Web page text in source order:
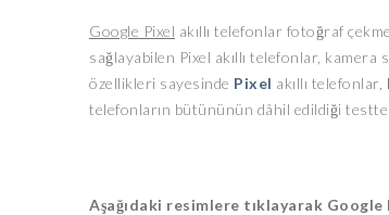
Google Pixel akıllı telefonlar fotoğraf
sağlayabilen Pixel akıllı telefonlar,
özellikleri sayesinde Pixel akıllı telefonlar,
telefonların bütününün dâhil edildiği testte
Aşağıdaki resimlere tıklayarak